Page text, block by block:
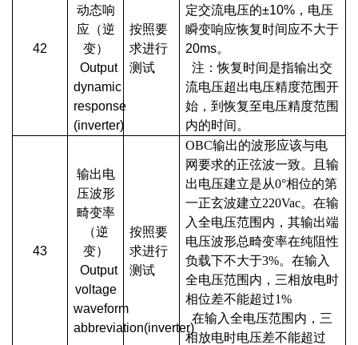
42
动态响
应（逆
变）
Output
dynamic
response
(inverter)
按照要
求进行
测试
定交流电压的±10%，电压
瞬变响应恢复时间应不大于
20ms。
注：恢复时间是指输出交
流电压超出电压精度范围开
始，到恢复至电压精度范围
内的时间。
43
输出电
压波形
畸变率
（逆
变）
Output
voltage
waveform
abbreviation(inverter)
按照要
求进行
测试
OBC输出的波形应该与电
网要求的正弦波一致。且输
出电压建立是从0°相位的第
一正玄波建立220Vac。在输
入全电压范围内，其输出端
电压波形总畸变率在纯阻性
负载下不大于3%。在输入
全电压范围内，三相放电时
相位差不能超过1%
在输入全电压范围内，三
相放电时电压差不能超过